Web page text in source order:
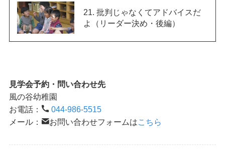
21. 批判じゃなくてアドバイスだ
よ（リーダー決め・後編）
見学会予約・問い合わせ先
風の谷幼稚園
お電話：
044-986-5515
メール：
お問い合わせフォームはこちら